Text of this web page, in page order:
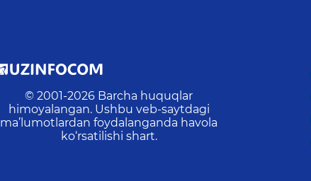
© 2001-2026 Barcha huquqlar
himoyalangan. Ushbu veb-saytdagi
ma’lumotlardan foydalanganda havola
ko‘rsatilishi shart.